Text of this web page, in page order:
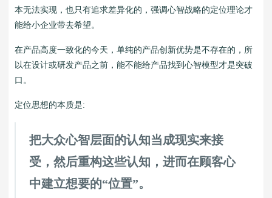
本无法实现，也只有追求差异化的，强调心智战略的定位理论才
能给小企业带去希望。
在产品高度一致化的今天，单纯的产品创新优势是不存在的，所
以在设计或研发产品之前，能不能给产品找到心智模型才是突破
口。
定位思想的本质是:
把大众心智层面的认知当成现实来接
受，然后重构这些认知，进而在顾客心
中建立想要的“位置”。